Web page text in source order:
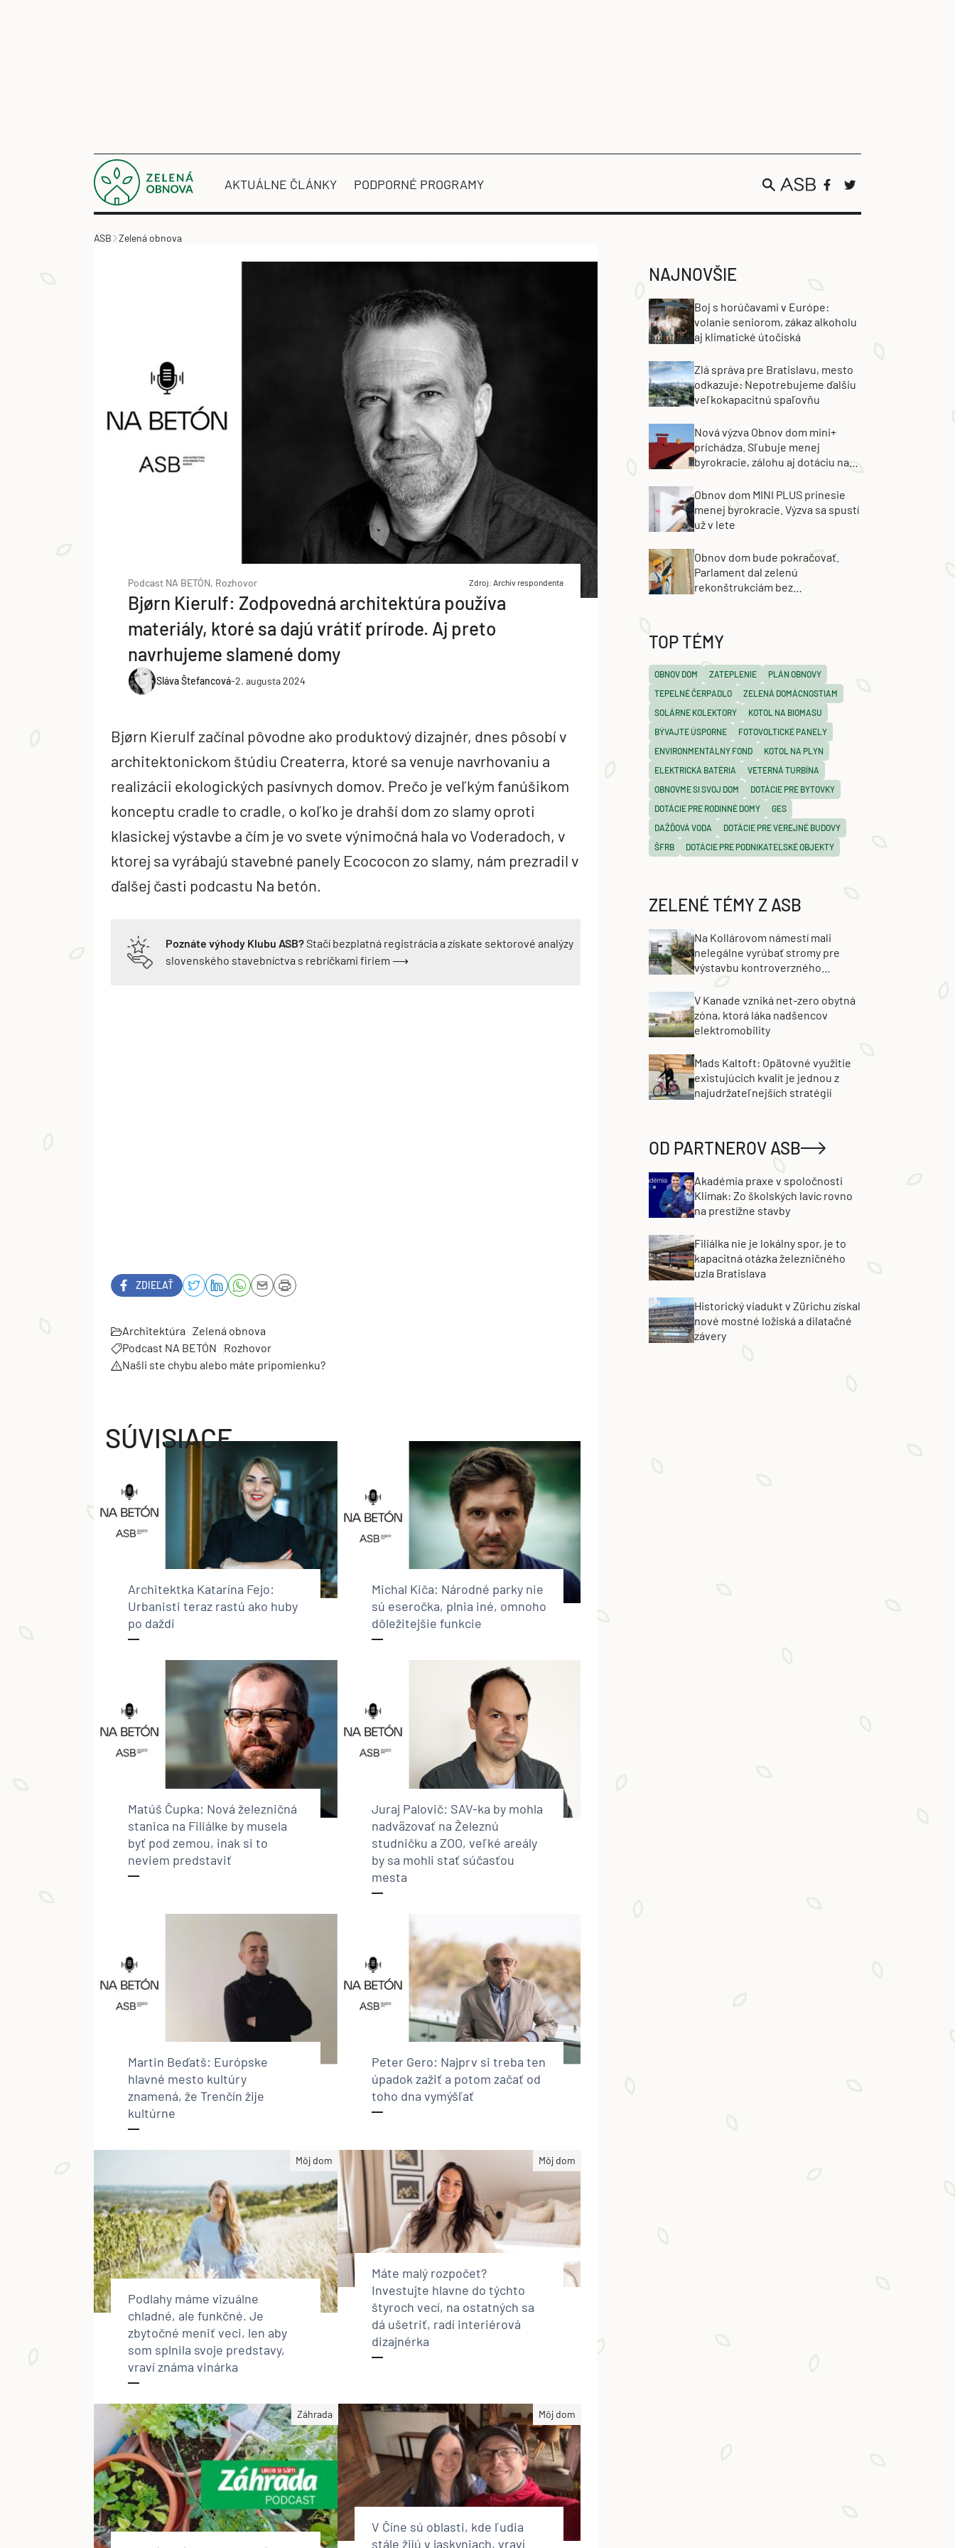
AKTUÁLNE ČLÁNKY PODPORNÉ PROGRAMY
ASB Zelená obnova
Podcast NA BETÓN, Rozhovor Zdroj: Archív respondenta
Bjørn Kierulf: Zodpovedná architektúra používa
materiály, ktoré sa dajú vrátiť prírode. Aj preto
navrhujeme slamené domy
Sláva Štefancová-2. augusta 2024
Bjørn Kierulf začínal pôvodne ako produktový dizajnér, dnes pôsobí v
architektonickom štúdiu Createrra, ktoré sa venuje navrhovaniu a
realizácii ekologických pasívnych domov. Prečo je veľkým fanúšikom
konceptu cradle to cradle, o koľko je drahší dom zo slamy oproti
klasickej výstavbe a čím je vo svete výnimočná hala vo Voderadoch, v
ktorej sa vyrábajú stavebné panely Ecococon zo slamy, nám prezradil v
ďalšej časti podcastu Na betón.
Poznáte výhody Klubu ASB?Stačí bezplatná registrácia a získate sektorové analýzy
slovenského stavebníctva s rebríčkami firiem ⟶
ZDIEĽAŤ
Architektúra Zelená obnova
Podcast NA BETÓN
Rozhovor
Našli ste chybu alebo máte pripomienku?
SÚVISIACE
Architektka Katarína Fejo:
Urbanisti teraz rastú ako huby
po daždi
Michal Kiča: Národné parky nie
sú eseročka, plnia iné, omnoho
dôležitejšie funkcie
Matúš Čupka: Nová železničná
stanica na Filiálke by musela
byť pod zemou, inak si to
neviem predstaviť
Juraj Palovič: SAV-ka by mohla
nadväzovať na Železnú
studničku a ZOO, veľké areály
by sa mohli stať súčasťou
mesta
Martin Beďatš: Európske
hlavné mesto kultúry
znamená, že Trenčín žije
kultúrne
Peter Gero: Najprv si treba ten
úpadok zažiť a potom začať od
toho dna vymýšľať
Môj dom
Podlahy máme vizuálne
chladné, ale funkčné. Je
zbytočné meniť veci, len aby
som splnila svoje predstavy,
vraví známa vinárka
Môj dom
Máte malý rozpočet?
Investujte hlavne do týchto
štyroch vecí, na ostatných sa
dá ušetriť, radí interiérová
dizajnérka
Záhrada Môj dom
V Číne sú oblasti, kde ľudia
stále žijú v jaskyniach, vraví
NAJNOVŠIE
Boj s horúčavami v Európe:
volanie seniorom, zákaz alkoholu
aj klimatické útočiská
Zlá správa pre Bratislavu, mesto
odkazuje: Nepotrebujeme ďalšiu
veľkokapacitnú spaľovňu
Nová výzva Obnov dom mini+
prichádza. Sľubuje menej
byrokracie, zálohu aj dotáciu na
Obnov dom MINI PLUS prinesie
menej byrokracie. Výzva sa spustí
už v lete
Obnov dom bude pokračovať.
Parlament dal zelenú
rekonštrukciám bez
TOP TÉMY
OBNOV DOM ZATEPLENIE
PLÁN OBNOVY
TEPELNÉ ČERPADLO
ZELENÁ DOMÁCNOSTIAM
SOLÁRNE KOLEKTORY
KOTOL NA BIOMASU
BÝVAJTE ÚSPORNE
FOTOVOLTICKÉ PANELY
ENVIRONMENTÁLNY FOND
KOTOL NA PLYN
ELEKTRICKÁ BATÉRIA
VETERNÁ TURBÍNA
OBNOVME SI SVOJ DOM
DOTÁCIE PRE BYTOVKY
DOTÁCIE PRE RODINNÉ DOMY
GES
DAŽĎOVÁ VODA
DOTÁCIE PRE VEREJNÉ BUDOVY
ŠFRB
DOTÁCIE PRE PODNIKATEĽSKÉ OBJEKTY
ZELENÉ TÉMY Z ASB
Na Kollárovom námestí mali
nelegálne vyrúbať stromy pre
výstavbu kontroverzného
popiera
V Kanade vzniká net-zero obytná
zóna, ktorá láka nadšencov
elektromobility
Mads Kaltoft: Opätovné využitie
existujúcich kvalít je jednou z
najudržateľnejších stratégií
OD PARTNEROV ASB
Akadémia praxe v spoločnosti
Klimak: Zo školských lavíc rovno
na prestížne stavby
Filiálka nie je lokálny spor, je to
kapacitná otázka železničného
uzla Bratislava
Historický viadukt v Zürichu získal
nové mostné ložiská a dilatačné
závery